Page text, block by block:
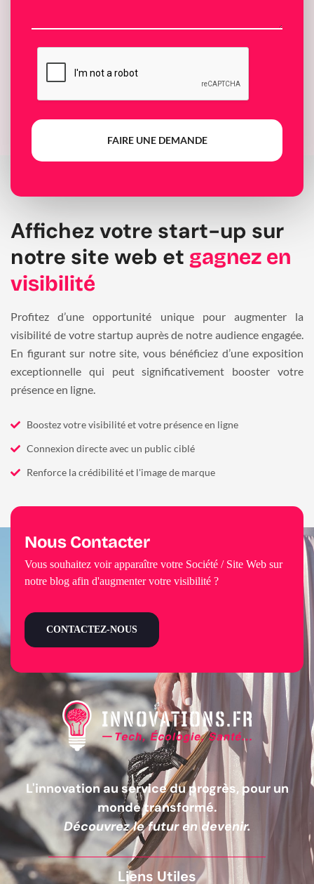
FAIRE UNE DEMANDE
Affichez votre start-up sur
notre site web et gagnez en
visibilité
Profitez d’une opportunité unique pour augmenter la
visibilité de votre startup auprès de notre audience engagée.
En figurant sur notre site, vous bénéficiez d’une exposition
exceptionnelle qui peut significativement booster votre
présence en ligne.
Boostez votre visibilité et votre présence en ligne
Connexion directe avec un public ciblé
Renforce la crédibilité et l'image de marque
L'innovation au service du progrès, pour un
monde transformé.
Découvrez le futur en devenir.
Liens Utiles
Nous Contacter
Vous souhaitez voir apparaître votre Société / Site Web sur
notre blog afin d'augmenter votre visibilité ?
CONTACTEZ-NOUS